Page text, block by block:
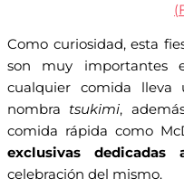
Como curiosidad, esta
son muy importantes
cualquier comida
nombra tsukimi,
comida rápida como
exclusivas
celebración del mismo.